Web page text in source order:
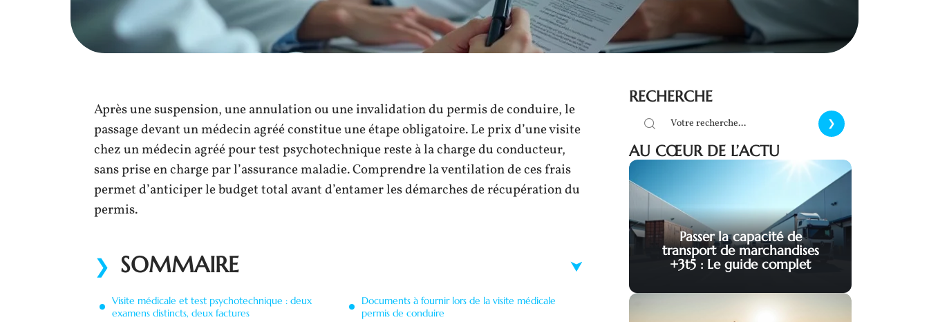
Après une suspension, une annulation ou une invalidation du permis de conduire, le
passage devant un médecin agréé constitue une étape obligatoire. Le prix d’une visite
chez un médecin agréé pour test psychotechnique reste à la charge du conducteur,
sans prise en charge par l’assurance maladie. Comprendre la ventilation de ces frais
permet d’anticiper le budget total avant d’entamer les démarches de récupération du
permis.
SOMMAIRE
Visite médicale et test psychotechnique : deux
examens distincts, deux factures
Documents à fournir lors de la visite médicale
permis de conduire
RECHERCHE
AU CŒUR DE L’ACTU
Passer la capacité de
transport de marchandises
+3t5 : Le guide complet